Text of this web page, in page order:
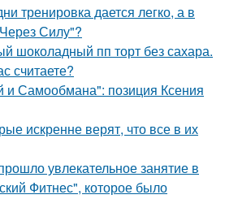
тренировка дается легко, а в
Силу"?
шоколадный пп торт без сахара.
считаете?
и Самообмана": позиция Ксения
искренне верят, что все в их
увлекательное занятие в
Фитнес", которое было